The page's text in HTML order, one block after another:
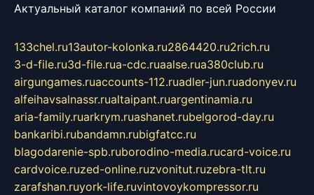
Актуальный каталог компаний по всей России
133chel.ru13autor-kolonka.ru2864420.ru2rich.ru
3-d-file.ru3d-file.rua-cdc.ruaalse.rua380club.ru
airgungames.ruaccounts-112.ruadler-jun.ruadonyev.ru
alfeihavsalnassr.rualtaipant.ruargentinamia.ru
aria-family.ruarkrym.ruashanet.rubelgorod-day.ru
bankaribi.rubandamn.rubigfatcc.ru
blagodarenie-spb.ruborodino-media.rucard-voice.ru
cardvoice.ruzed-online.ruzvonitut.ruzebra-tlt.ru
zarafshan.ruyork-life.ruvintovoykompressor.ru